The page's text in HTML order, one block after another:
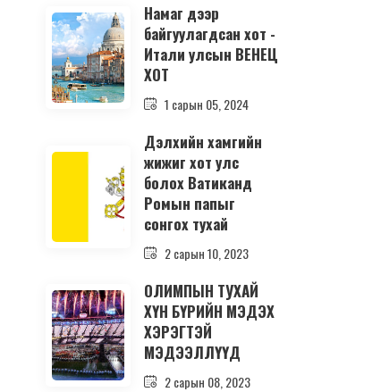
Намаг дээр
байгуулагдсан хот -
Итали улсын ВЕНЕЦ
ХОТ
1 сарын 05, 2024
Дэлхийн хамгийн
жижиг хот улс
болох Ватиканд
Ромын папыг
сонгох тухай
2 сарын 10, 2023
ОЛИМПЫН ТУХАЙ
ХҮН БҮРИЙН МЭДЭХ
ХЭРЭГТЭЙ
МЭДЭЭЛЛҮҮД
2 сарын 08, 2023